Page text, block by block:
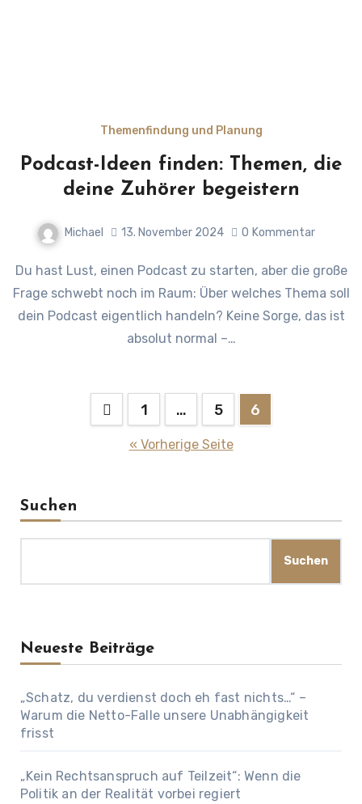
Themenfindung und Planung
Podcast-Ideen finden: Themen, die
deine Zuhörer begeistern
Michael 13. November 2024 0 Kommentar
Du hast Lust, einen Podcast zu starten, aber die große
Frage schwebt noch im Raum: Über welches Thema soll
dein Podcast eigentlich handeln? Keine Sorge, das ist
absolut normal –…
Seitennummerierung
1 … 5 6
« Vorherige Seite
Suchen
Suchen
Neueste Beiträge
„Schatz, du verdienst doch eh fast nichts…“ –
Warum die Netto-Falle unsere Unabhängigkeit
frisst
„Kein Rechtsanspruch auf Teilzeit“: Wenn die
Politik an der Realität vorbei regiert